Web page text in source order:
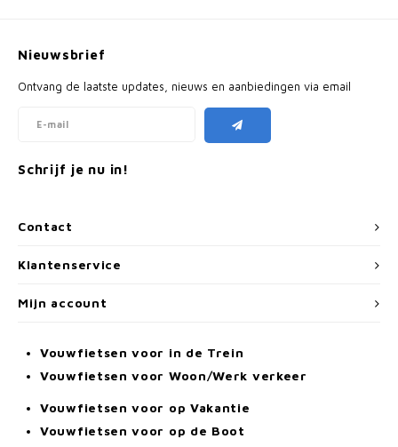
Contact
Nieuwsbrief
Ontvang de laatste updates, nieuws en aanbiedingen via email
Schrijf je nu in!
Klantenservice
Mijn account
Vouwfietsen voor in de Trein
Vouwfietsen voor Woon/Werk verkeer
Vouwfietsen voor op Vakantie
Vouwfietsen voor op de Boot